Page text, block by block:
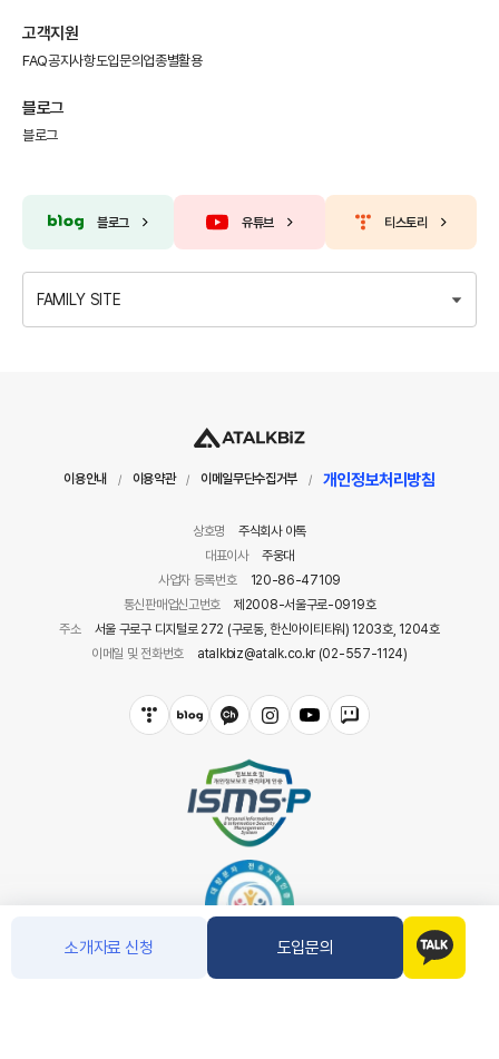
소개자료 신청 도입문의
고객지원
FAQ공지사항도입문의 업종별활용
블로그
블로그
블로그 유튜브 티스토리
FAMILY SITE
이용안내 / 이용약관 / 이메일무단수집거부 / 개인정보처리방침
상호명
주식회사 아톡
대표이사
주웅대
사업자 등록번호
120-86-47109
통신판매업신고번호
제2008-서울구로-0919호
주소
서울 구로구 디지털로 272 (구로동, 한신아이티타워) 1203호, 1204호
이메일 및 전화번호
atalkbiz@atalk.co.kr (02-557-1124)